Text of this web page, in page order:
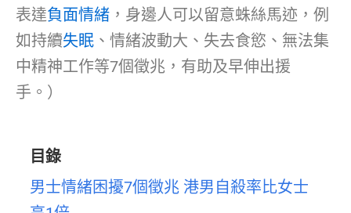
表達負面情緒 ，身邊人可以留意蛛絲馬迹，例
如持續失眠 、情緒波動大、失去食慾、無法集
中精神工作等7個徵兆，有助及早伸出援
手。）
目錄
男士情緒困擾7個徵兆 港男自殺率比女士